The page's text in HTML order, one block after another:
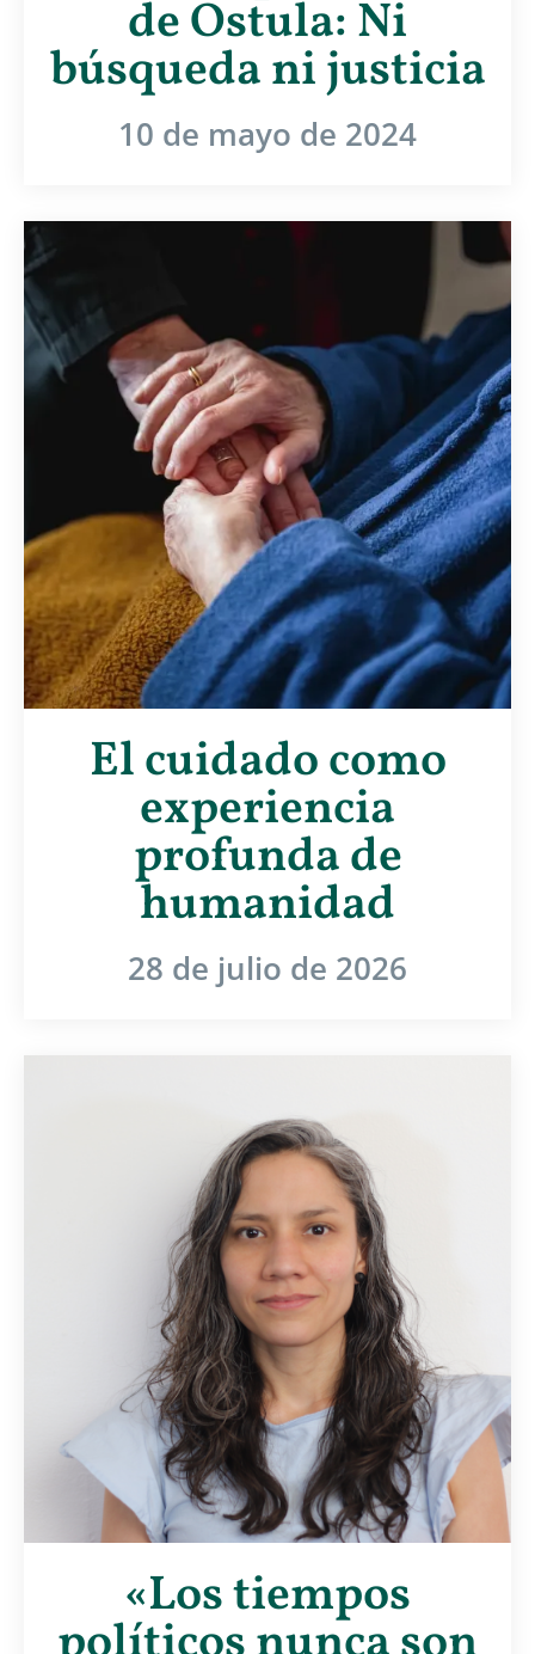
de Ostula: Ni
búsqueda ni justicia
10 de mayo de 2024
El cuidado como
experiencia
profunda de
humanidad
28 de julio de 2026
«Los tiempos